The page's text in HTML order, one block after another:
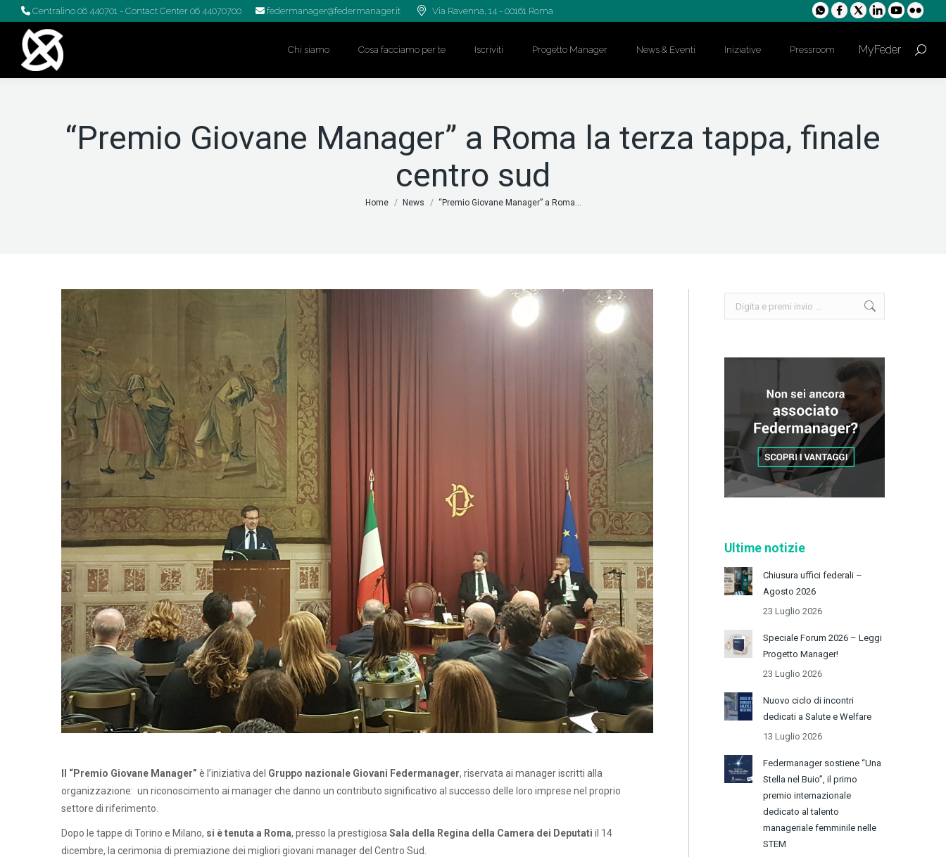
Centralino 06 440701 - Contact Center 06 44070700 federmanager@federmanager.it Via Ravenna, 14 - 00161 Roma
Chi siamo Cosa facciamo per te Iscriviti Progetto Manager News & Eventi Iniziative Pressroom MyFeder Cerca:
“Premio Giovane Manager” a Roma la terza tappa, finale
centro sud
Tu sei qui:
Home News “Premio Giovane Manager” a Roma…
Il “Premio Giovane Manager” è l’iniziativa del Gruppo nazionale Giovani Federmanager, riservata ai manager iscritti alla
organizzazione: un riconoscimento ai manager che danno un contributo significativo al successo delle loro imprese nel proprio
settore di riferimento.
Dopo le tappe di Torino e Milano, si è tenuta a Roma, presso la prestigiosa Sala della Regina della Camera dei Deputati il 14
dicembre, la cerimonia di premiazione dei migliori giovani manager del Centro Sud.
Cerca:
Ultime notizie
Chiusura uffici federali –
Agosto 2026
23 Luglio 2026
Speciale Forum 2026 – Leggi
Progetto Manager!
23 Luglio 2026
Nuovo ciclo di incontri
dedicati a Salute e Welfare
13 Luglio 2026
Federmanager sostiene “Una
Stella nel Buio”, il primo
premio internazionale
dedicato al talento
manageriale femminile nelle
STEM